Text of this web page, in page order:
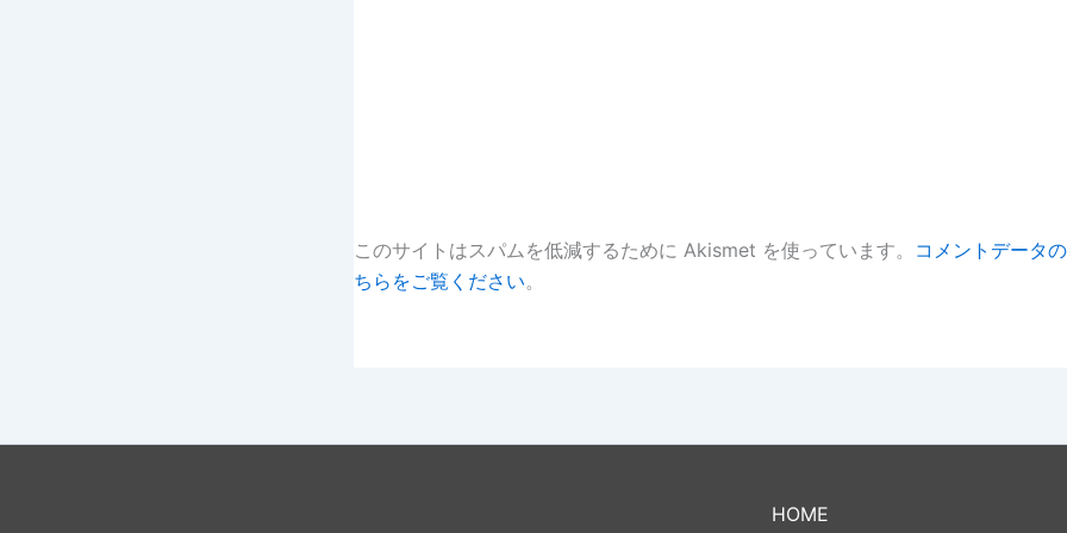
このサイトはスパムを低減するために Akismet を使っています。 コメントデータ
ちらをご覧ください。
HOME